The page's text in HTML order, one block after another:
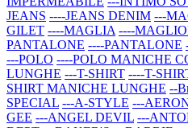
JEANS ----JEANS DENIM ---
GILET ----MAGLIA ----
PANTALONE ----PANTALONE
---POLO ----POLO MANICHE
LUNGHE ---T-SHIRT ----T-
SHIRT MANICHE LUNGHE --
SPECIAL ---A-STYLE ---
GEE ---ANGEL DEVIL ---